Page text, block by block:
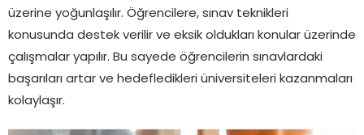
üzerine yoğunlaşılır. Öğrencilere, sınav teknikleri
konusunda destek verilir ve eksik oldukları konular üzerinde
çalışmalar yapılır. Bu sayede öğrencilerin sınavlardaki
başarıları artar ve hedefledikleri üniversiteleri kazanmaları
kolaylaşır.